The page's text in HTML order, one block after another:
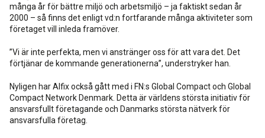
många år för bättre miljö och arbetsmiljö – ja faktiskt sedan år
2000 – så finns det enligt vd:n fortfarande många aktiviteter som
företaget vill inleda framöver.
”Vi är inte perfekta, men vi anstränger oss för att vara det. Det
förtjänar de kommande generationerna”, understryker han.
Nyligen har Alfix också gått med i FN:s Global Compact och Global
Compact Network Denmark. Detta är världens största initiativ för
ansvarsfullt företagande och Danmarks största nätverk för
ansvarsfulla företag.